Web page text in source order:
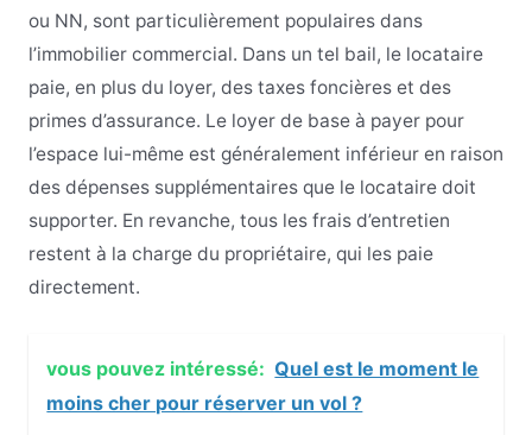
ou NN, sont particulièrement populaires dans
l’immobilier commercial. Dans un tel bail, le locataire
paie, en plus du loyer, des taxes foncières et des
primes d’assurance. Le loyer de base à payer pour
l’espace lui-même est généralement inférieur en raison
des dépenses supplémentaires que le locataire doit
supporter. En revanche, tous les frais d’entretien
restent à la charge du propriétaire, qui les paie
directement.
vous pouvez intéressé: Quel est le moment le
moins cher pour réserver un vol ?